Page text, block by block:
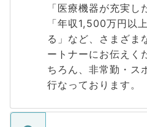
「医療機器が充実し
「年収1,500万円以
る」など、さまざま
ートナーにお伝えく
ちろん、非常勤・ス
行なっております。